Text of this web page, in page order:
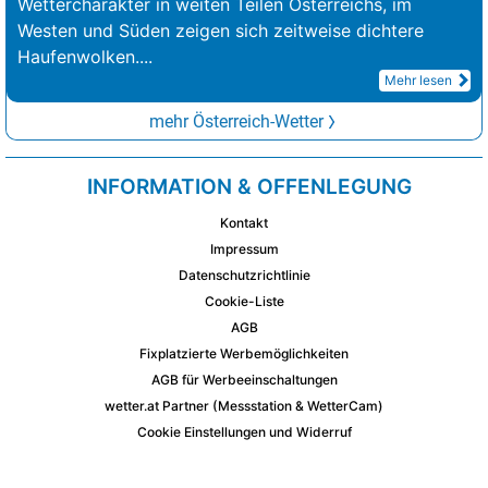
Westen und Süden zeigen sich zeitweise dichtere
Haufenwolken....
Mehr lesen
mehr Österreich-Wetter
INFORMATION & OFFENLEGUNG
Kontakt
Impressum
Datenschutzrichtlinie
Cookie-Liste
AGB
Fixplatzierte Werbemöglichkeiten
AGB für Werbeeinschaltungen
wetter.at Partner (Messstation & WetterCam)
Cookie Einstellungen und Widerruf